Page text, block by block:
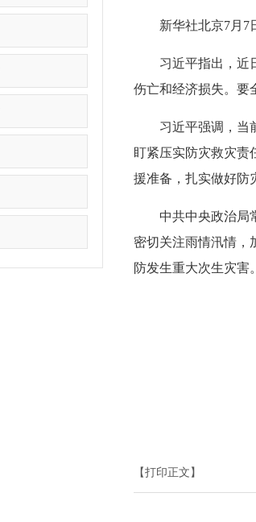
新华社北京7月7
习近平指出，近
伤亡和经济损失。要
习近平强调，当
盯紧压实防灾救灾责
援准备，扎实做好防
中共中央政治局
密切关注雨情汛情，
防发生重大次生灾害。
【打印正文】